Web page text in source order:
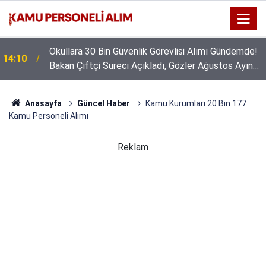
14:10
Okullara 30 Bin Güvenlik Görevlisi Alımı Gündemde!
Çevrildi
16:44
GSB 600 Personel Alımında Başvuru Süresi Doluyor:
Son Gün Yarın
Anasayfa Güncel Haber
Kamu Kurumları 20 Bin 177
Kamu Personeli Alımı
Reklam